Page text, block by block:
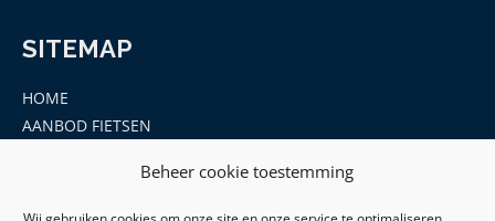
Beheer cookie toestemming
SITEMAP
HOME
AANBOD FIETSEN
ONDERDELEN EN ACCESSOIRES
CONTACT